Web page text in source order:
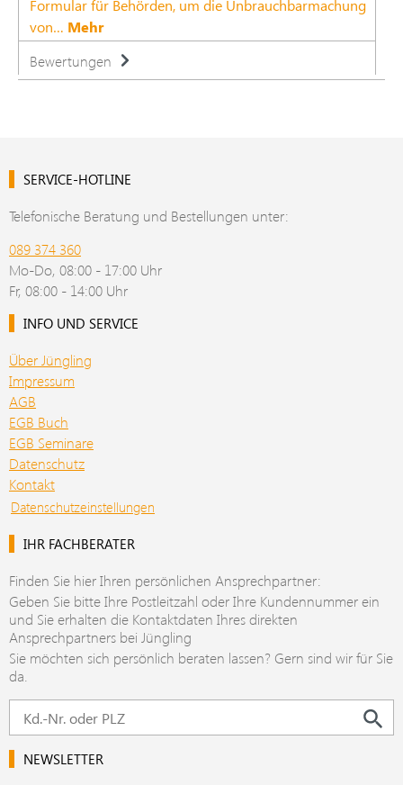
Formular für Behörden, um die Unbrauchbarmachung
von… Mehr
Bewertungen
SERVICE-HOTLINE
Telefonische Beratung und Bestellungen unter:
089 374 360
Mo-Do, 08:00 - 17:00 Uhr
Fr, 08:00 - 14:00 Uhr
INFO UND SERVICE
Über Jüngling
Impressum
AGB
EGB Buch
EGB Seminare
Datenschutz
Kontakt
Datenschutzeinstellungen
IHR FACHBERATER
Finden Sie hier Ihren persönlichen Ansprechpartner:
Geben Sie bitte Ihre Postleitzahl oder Ihre Kundennummer ein
und Sie erhalten die Kontaktdaten Ihres direkten
Ansprechpartners bei Jüngling
Sie möchten sich persönlich beraten lassen? Gern sind wir für Sie
da.
NEWSLETTER